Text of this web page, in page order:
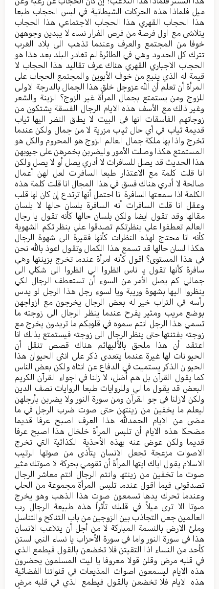
ميل فلماذا هذه الحركات الشيطانية في لبس الحجاب طبعا
هذا الحجاب القهري هذا الحجاب الاجتماعي هذا الحجاب
يتلاشى مع اول فرصة من فرص الفرار نساء لا يبدين وجوههن
خوفا من المجتمع والعرف وعندما تذهب الى بلاد الغرب
تترك كل الحدود وهي في الطائرة لم تغادر البلد بعد هذا هو
الحجاب الاجباري القهري هناك عرف تقاليد هذا الحجاب لا
قيمة له الذي ينبع من خوف الأبوين والمجتمع الحجاب على
المرأة أن تعلم أن الله عزوجل خلق هذا الجمال بالدرجة الاولى
للزوج ومن يستمتع بجمال المرأة غير الزوج؟ الزينة والشعر
وغير ذلك مع الأسف هذه الايام الرجال الفسقة يشتكون من
زوجاتهم الفاسقات انها في البيت لا يطاق النظر اليها ثياب
قديمة ثياب في أي حال ثياب مزرية لا من جمال ولكن عندما
تخرج واذا بها ملكة جمال العالم الزوج هو المحروم والكل هو
المستمتع هكذا وصلت الأمور وليضربن بخمرهن على جيوبهن
هذا الحديث قد يصل للسافرات لا أدري يصل أو لا يصل ولكن
انا قلت كلمة مع الاعتذار طبعا السافرات لعل لهن أعمال
صالحة لا أدري هناك فسق في هذا المجال انا قلت كلمة هذه
الكلمة اذا سمعتها السافرة انا احتمل أنها ترتدع إن كان لها قلب
وعقل انا قلت السافرات أنه السافرة بلسان حالها لا بلسان
مقالها وقد تقول ايضا ولكن بلسان حالها كأنه تقول يا رجال
العالم تعطفوا علي بنظرتكم تصدقوا علي بنظراتكم الشهوية
كأنه انا محتاج لهذه النظرات كأنها فقيرة الى شهوة الرجال
هكذا لسان حالها قد تسمع هذا الكمال وتقول اعوذ بالله نحن
في هذا المستوى؟ اقول كأنه امرأة عندما تخرج بزينتها وهي
سافرة كأنها تقول يا ناس انظروا الي انظروا الى شكلي الى
جمالي كم يصل الأمر من السوء أن تستعطف الرجال لكي
ينظروا اليها بشهوة وريبة ويا لسوء رجل هذا الرجل لو يدس
رأسه في التراب خير له بعض الرجال يخرجون مع ازواجهن
بوضع مريب ومثير يفرح عندما ينظر الرجال الى زوجته ما
تسمي هذا الرجل انتم سموه في قلوبكم ما تريدون يخرج مع
زوجته بفتنتها حتى ينظر الرجال الى زوجته فيستمتع بذلك انا
اعتقد أن هذا ملحق بالألبهائم هناك قصص تنقل أن
الحيوانات لها غيرة عندما يتعدى ذكر على انثى الحيوان هذا
الحيوان الذكر يستميت في الدفاع عن انثاه ولكن بعض الناس
كما يقول القرآن بل هم أضل، لا زلنا في اجواء القرآن الكريم
البعض قد يقول ما لي وللروايات طبعا الروايات نصف الدين
ولكن لازلنا في جو القرآن ومن سورة النور ولا يضربن بأرجلهن
ليعلم ما يخفين من زينتهن حتى صوت ضرب الرجل في ما
مضى من الايام الحمدلله هذا العرف اصبح عرفا قديما
مضحكا هذه الايام أن تلبس المرأة خلخال هذا اصبح عرفا
قديما ولكن عوض عنه بهذه الأحذية الكذائية التي تخرج
الاصوات مزعجة تجعل الانسان يتأذى من صوتها الرتيب
الاسلام يقول اياك ايتها المرأة أن تقومي بحركة لا صوتك مثير
صوت ما تخفين من زينتها وانتم الرجال انتم معاشر الرجال
تصدقوني فيما اقول عندما تلبس المرأة مجموعة من الحلي
وعندما تحرك يدها تسمعون صوت هذا الذهب وهو يخرج
صوتا الا ترى ميلاً في قلبك تأثراً هذه طبيعة الرجال رب
العالمين جعل التجاذب بين الزوجين من باب التناكح والتناسل
وملئ الارض بالنسمة المباركة لا من أجل أن يتلاعب الانسان
هذا في سورة النور واما في سورة الأحزاب يا نساء النبي لستن
كأحد من النساء اذا التقيتن فلا تخضعن بالقول فيطمع الذي
في قلبه مرض وقلن قولا معروفا يا ليت المسلمون يحضرون
هذه الايام ليسمعون اصوات المذيعات في قنواتنا الفضائية
هذه الايام فلا تخضعن بالقول فيطمع الذي في قلبه مرض